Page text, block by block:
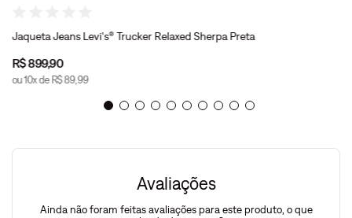
Jaqueta Jeans Levi's® Trucker Relaxed Sherpa Preta
R$899,90
ou10x de R$89,99
Avaliações
Ainda não foram feitas avaliações para este produto, o que